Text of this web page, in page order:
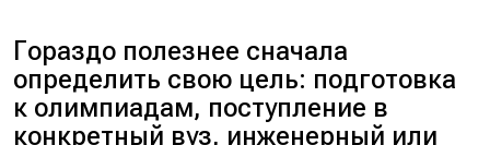
Гораздо полезнее сначала
определить свою цель: подготовка
к олимпиадам, поступление в
конкретный вуз, инженерный или